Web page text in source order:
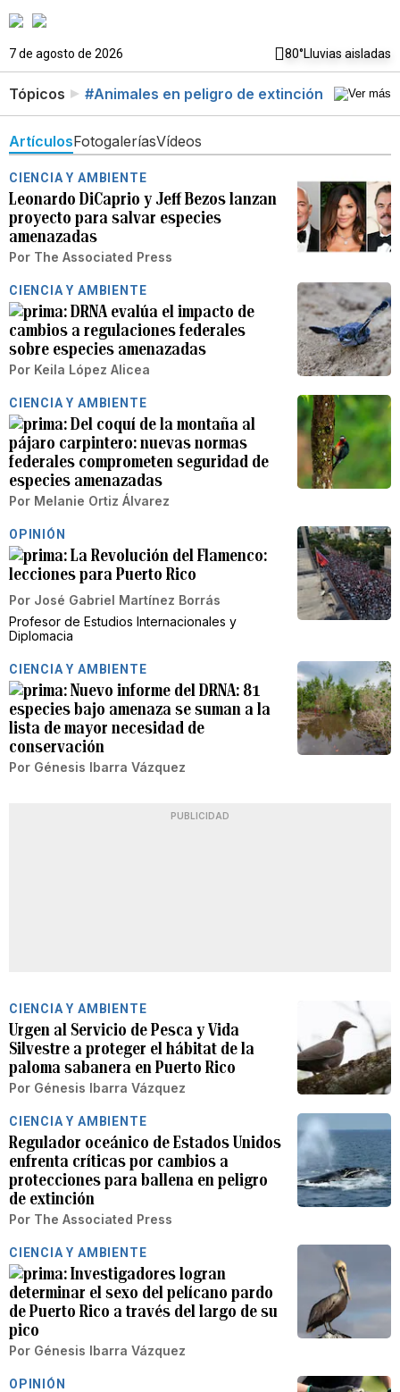
7 de agosto de 2026 80°Lluvias aisladas
Tópicos #Animales en peligro de extinción
ArtículosFotogaleríasVídeos
CIENCIA Y AMBIENTE
Leonardo DiCaprio y Jeff Bezos lanzan
proyecto para salvar especies
amenazadas
Por The Associated Press
CIENCIA Y AMBIENTE
DRNA evalúa el impacto de
cambios a regulaciones federales
sobre especies amenazadas
Por Keila López Alicea
CIENCIA Y AMBIENTE
Del coquí de la montaña al
pájaro carpintero: nuevas normas
federales comprometen seguridad de
especies amenazadas
Por Melanie Ortiz Álvarez
OPINIÓN
La Revolución del Flamenco:
lecciones para Puerto Rico
Por José Gabriel Martínez Borrás
Profesor de Estudios Internacionales y
Diplomacia
CIENCIA Y AMBIENTE
Nuevo informe del DRNA: 81
especies bajo amenaza se suman a la
lista de mayor necesidad de
conservación
Por Génesis Ibarra Vázquez
PUBLICIDAD
CIENCIA Y AMBIENTE
Urgen al Servicio de Pesca y Vida
Silvestre a proteger el hábitat de la
paloma sabanera en Puerto Rico
Por Génesis Ibarra Vázquez
CIENCIA Y AMBIENTE
Regulador oceánico de Estados Unidos
enfrenta críticas por cambios a
protecciones para ballena en peligro
de extinción
Por The Associated Press
CIENCIA Y AMBIENTE
Investigadores logran
determinar el sexo del pelícano pardo
de Puerto Rico a través del largo de su
pico
Por Génesis Ibarra Vázquez
OPINIÓN